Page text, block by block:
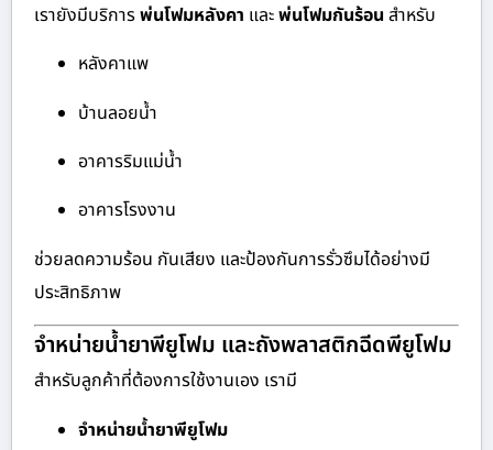
เรายังมีบริการพ่นโฟมหลังคา และพ่นโฟมกันร้อน สำหรับ
หลังคาแพ
บ้านลอยน้ำ
อาคารริมแม่น้ำ
อาคารโรงงาน
ช่วยลดความร้อน กันเสียง และป้องกันการรั่วซึมได้อย่างมี
ประสิทธิภาพ
จำหน่ายน้ำยาพียูโฟม และถังพลาสติกฉีดพียูโฟม
สำหรับลูกค้าที่ต้องการใช้งานเอง เรามี
จำหน่ายน้ำยาพียูโฟม